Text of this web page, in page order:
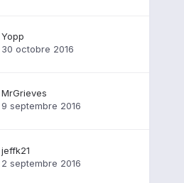
Yopp
30 octobre 2016
MrGrieves
9 septembre 2016
jeffk21
2 septembre 2016